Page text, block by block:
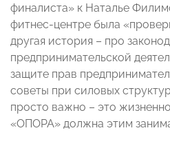
финалиста» к Наталье
фитнес-центре была
другая история – про
предпринимательской
защите прав
советы при силовых
просто важно – это
«ОПОРА» должна этим